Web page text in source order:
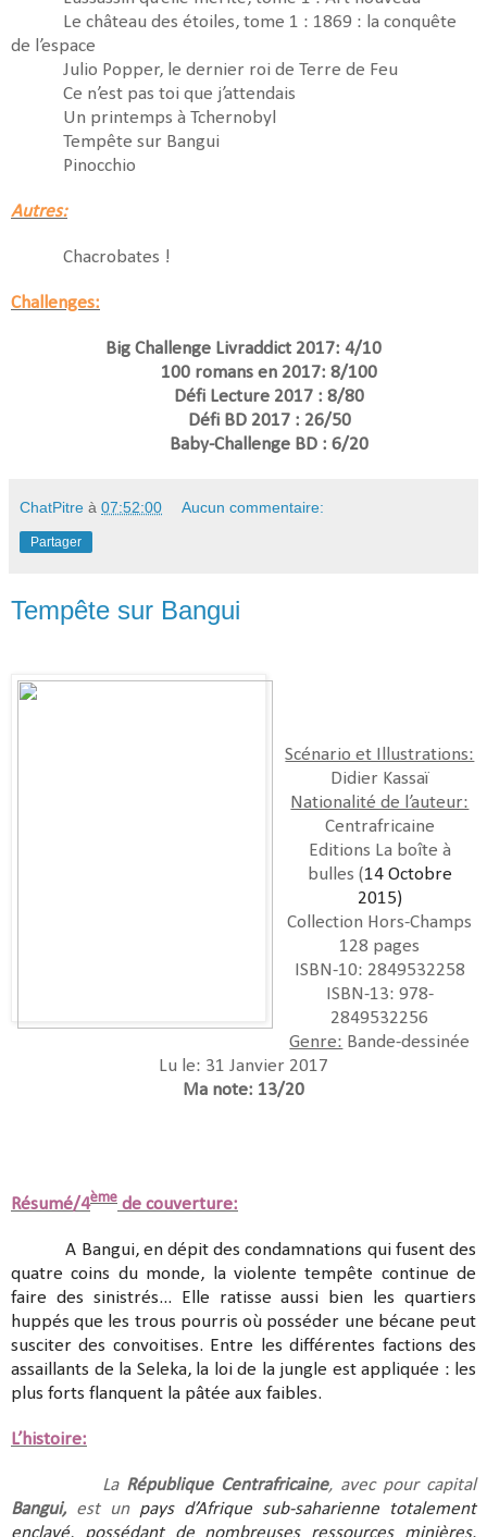
Le château des étoiles, tome 1 : 1869 : la conquête
de l’espace
Julio Popper, le dernier roi de Terre de Feu
Ce n’est pas toi que j’attendais
Un printemps à Tchernobyl
Tempête sur Bangui
Pinocchio
Autres:
Chacrobates !
Challenges:
Big Challenge Livraddict 2017: 4/10
100 romans en 2017: 8/100
Défi Lecture 2017 : 8/80
Défi BD 2017 : 26/50
Baby-Challenge BD : 6/20
ChatPitre à 07:52:00 Aucun commentaire:
Partager
Tempête sur Bangui
Scénario et Illustrations:
Didier Kassaï
Nationalité de l’auteur:
Centrafricaine
Editions La boîte à
bulles (14 Octobre
2015)
Collection Hors-Champs
128 pages
ISBN-10: 2849532258
ISBN-13: 978-
2849532256
Genre: Bande-dessinée
Lu le: 31 Janvier 2017
Ma note: 13/20
Résumé/4ème de couverture:
A Bangui, en dépit des condamnations qui fusent des
quatre coins du monde, la violente tempête continue de
faire des sinistrés... Elle ratisse aussi bien les quartiers
huppés que les trous pourris où posséder une bécane peut
susciter des convoitises. Entre les différentes factions des
assaillants de la Seleka, la loi de la jungle est appliquée : les
plus forts flanquent la pâtée aux faibles.
L’histoire:
La République Centrafricaine, avec pour capital
Bangui, est un pays d’Afrique sub-saharienne totalement